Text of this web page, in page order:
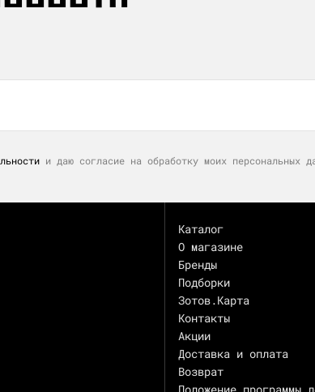
и даю согласие на обработку моих персональных
Каталог
О магазине
Бренды
Подборки
Зотов.Карта
Контакты
Акции
Доставка и оплата
Возврат